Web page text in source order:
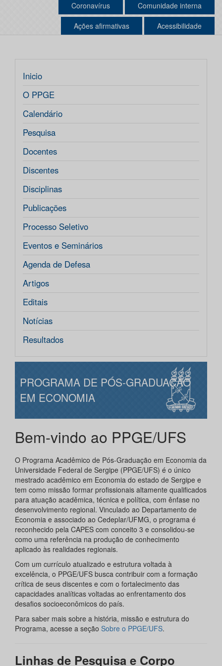
Coronavírus Comunidade interna
Ações afirmativas Acessibilidade
Inicio
O PPGE
Calendário
Pesquisa
Docentes
Discentes
Disciplinas
Publicações
Processo Seletivo
Eventos e Seminários
Agenda de Defesa
Artigos
Editais
Notícias
Resultados
PROGRAMA DE PÓS-GRADUAÇÃO
EM ECONOMIA
Bem-vindo ao PPGE/UFS
O Programa Acadêmico de Pós-Graduação em Economia da
Universidade Federal de Sergipe (PPGE/UFS) é o único
mestrado acadêmico em Economia do estado de Sergipe e
tem como missão formar profissionais altamente qualificados
para atuação acadêmica, técnica e política, com ênfase no
desenvolvimento regional. Vinculado ao Departamento de
Economia e associado ao Cedeplar/UFMG, o programa é
reconhecido pela CAPES com conceito 3 e consolidou-se
como uma referência na produção de conhecimento
aplicado às realidades regionais.
Com um currículo atualizado e estrutura voltada à
excelência, o PPGE/UFS busca contribuir com a formação
crítica de seus discentes e com o fortalecimento das
capacidades analíticas voltadas ao enfrentamento dos
desafios socioeconômicos do país.
Para saber mais sobre a história, missão e estrutura do
Programa, acesse a seção Sobre o PPGE/UFS.
Linhas de Pesquisa e Corpo